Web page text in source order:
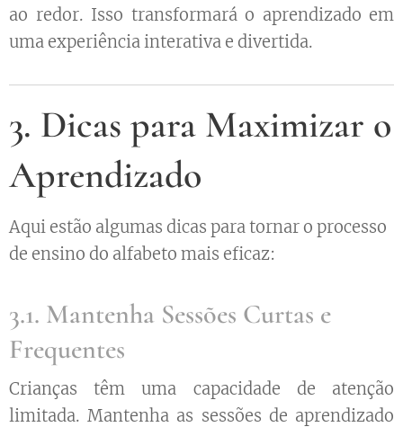
ao redor. Isso transformará o aprendizado em
uma experiência interativa e divertida.
3. Dicas para Maximizar o
Aprendizado
Aqui estão algumas dicas para tornar o processo
de ensino do alfabeto mais eficaz:
3.1. Mantenha Sessões Curtas e
Frequentes
Crianças têm uma capacidade de atenção
limitada. Mantenha as sessões de aprendizado